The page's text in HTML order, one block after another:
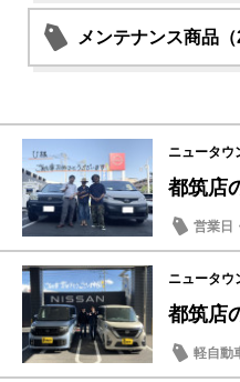
メンテナンス商品（
ニュータウ
都筑店
営業日
ニュータウ
都筑店
軽自動